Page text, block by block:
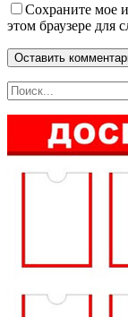
Сохраните мое
этом браузере для